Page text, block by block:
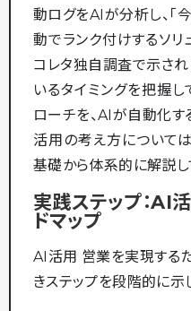
動ログをAIが分析し、「
動でランク付けするソリ
コレタ独自調査で示さ
いるタイミングを把握し
ローチを、AIが自動化す
活用の考え方については
基礎から体系的に解説し
実践ステップ：AI
ドマップ
AI活用 営業を実現する
きステップを段階的に示